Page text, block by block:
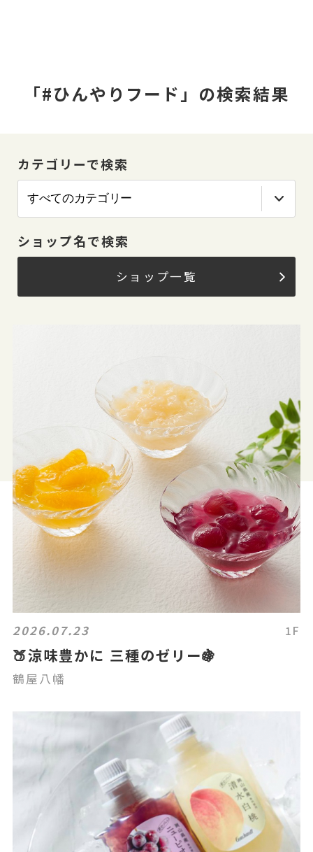
「#ひんやりフード」の検索結果
カテゴリーで検索
ショップ名で検索
ショップ一覧
2026.07.23 1F
🍑涼味豊かに 三種のゼリー🍇
鶴屋八幡